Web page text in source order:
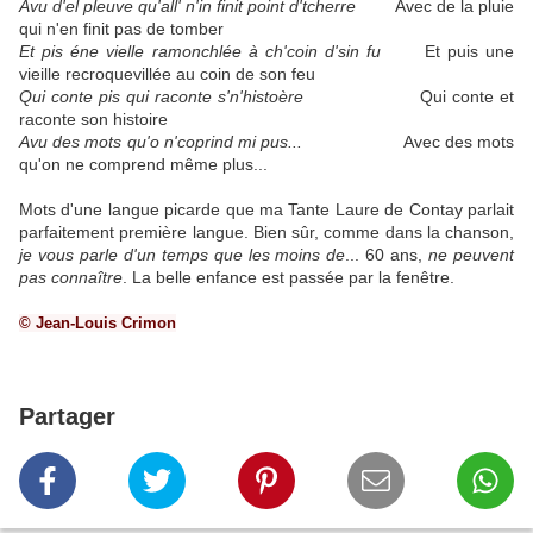
Avu d'el pleuve qu'all' n'in finit point d'tcherre Avec de la pluie
qui n'en finit pas de tomber
Et pis éne vielle ramonchlée à ch'coin d'sin fu Et puis une
vieille recroquevillée au coin de son feu
Qui conte pis qui raconte s'n'histoèreQui conte et
raconte son histoire
Avu des mots qu'o n'coprind mi pus... Avec des mots
qu'on ne comprend même plus...
Mots d'une langue picarde que ma Tante Laure de Contay parlait
parfaitement première langue. Bien sûr, comme dans la chanson,
je vous parle d'un temps que les moins de ... 60 ans,ne peuvent
pas connaître . La belle enfance est passée par la fenêtre.
© Jean-Louis Crimon
Partager